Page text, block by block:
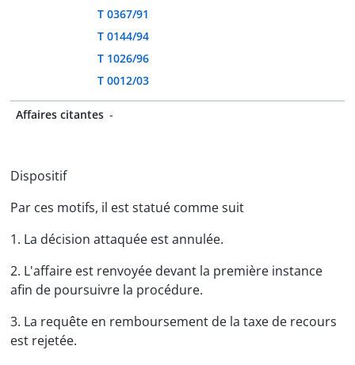
T 0367/91
T 0144/94
T 1026/96
T 0012/03
Affaires citantes -
Dispositif
Par ces motifs, il est statué comme suit
1. La décision attaquée est annulée.
2. L'affaire est renvoyée devant la première instance
afin de poursuivre la procédure.
3. La requête en remboursement de la taxe de recours
est rejetée.